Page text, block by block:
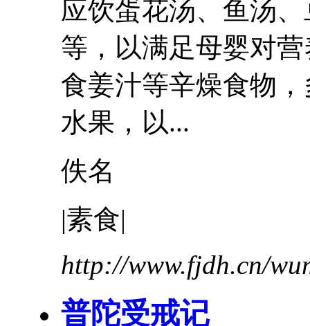
应饮蛋花汤、鱼汤、
等，以满足母婴对
食姜汁等辛燥食物
水果，以...
佚名
|素食|
http://www.fjdh.cn/
普陀受戒记